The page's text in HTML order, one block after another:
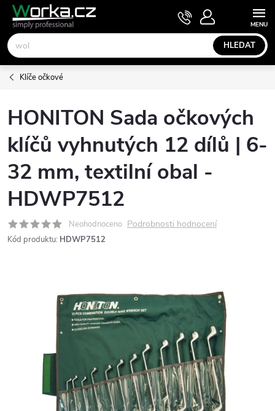
Přejít
obsah
HLEDAT
NÁKUPNÍ
KOŠÍK
Klíče očkové
HONITON Sada očkových
klíčů vyhnutých 12 dílů | 6-
32 mm, textilní obal -
HDWP7512
Neohodnoceno Podrobnosti hodnocení
Kód produktu: HDWP7512